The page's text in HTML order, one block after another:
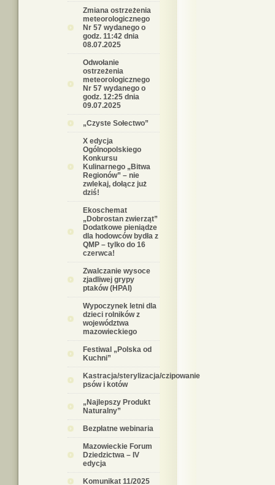
Zmiana ostrzeżenia
meteorologicznego
Nr 57 wydanego o
godz. 11:42 dnia
08.07.2025
Odwołanie
ostrzeżenia
meteorologicznego
Nr 57 wydanego o
godz. 12:25 dnia
09.07.2025
„Czyste Sołectwo”
X edycja
Ogólnopolskiego
Konkursu
Kulinarnego „Bitwa
Regionów” – nie
zwlekaj, dołącz już
dziś!
Ekoschemat
„Dobrostan zwierząt”
Dodatkowe pieniądze
dla hodowców bydła z
QMP – tylko do 16
czerwca!
Zwalczanie wysoce
zjadliwej grypy
ptaków (HPAI)
Wypoczynek letni dla
dzieci rolników z
województwa
mazowieckiego
Festiwal „Polska od
Kuchni”
Kastracja/sterylizacja/czipowanie
psów i kotów
„Najlepszy Produkt
Naturalny”
Bezpłatne webinaria
Mazowieckie Forum
Dziedzictwa – IV
edycja
Komunikat 11/2025